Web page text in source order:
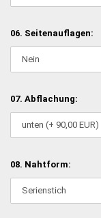
06. Seitenauflagen:
07. Abflachung:
08. Nahtform: